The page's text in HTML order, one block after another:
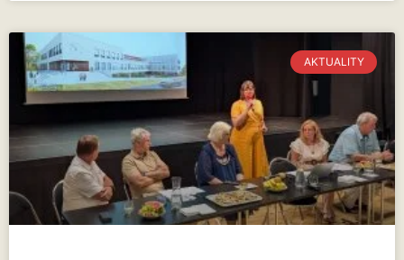
AKTUALITY